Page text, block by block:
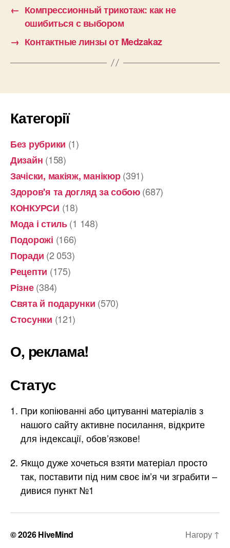
← Компрессионный трикотаж: как не
ошибиться с выбором
→ Контактные линзы от Medzakaz
Категорії
Без рубрики (1)
Дизайн (158)
Зачіски, макіяж, манікюр(391)
Здоров'я та догляд за собою(687)
КОНКУРСИ (18)
Мода і стиль(1 148)
Подорожі (166)
Поради (2 053)
Рецепти (175)
Різне(384)
Свята й подарунки (570)
Стосунки (121)
О, реклама!
Статус
При копіюванні або цитуванні матеріалів з
нашого сайту активне посилання, відкрите
для індексації, обов’язкове!
Якщо дуже хочеться взяти матеріал просто
так, поставити під ним своє ім’я чи зграбити –
дивися пункт №1
© 2026HiveMind Нагору ↑